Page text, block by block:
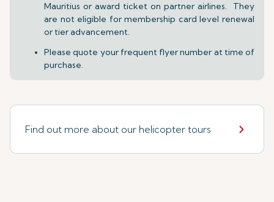
Mauritius or award ticket on partner airlines. They
are not eligible for membership card level renewal
or tier advancement.
Please quote your frequent flyer number at time of
purchase.
Find out more about our helicopter tours